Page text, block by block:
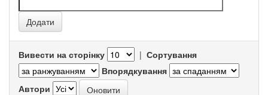
Вивести на сторінку | Сортування
Впорядкування
Автори